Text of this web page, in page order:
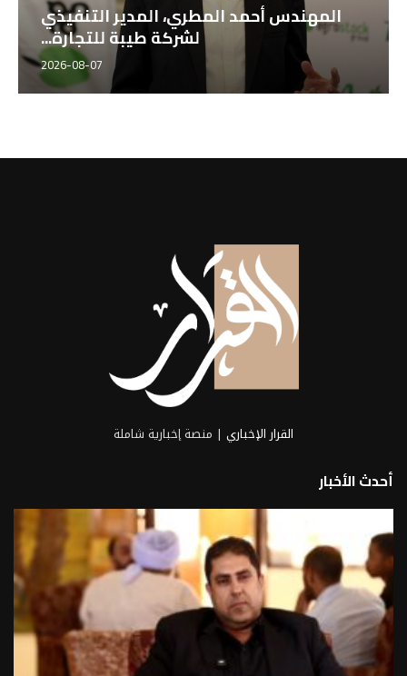
المهندس أحمد المطري، المدير التنفيذي
لشركة طيبة للتجارة...
2026-08-07
القرار الإخباري | منصة إخبارية شاملة
أحدث الأخبار